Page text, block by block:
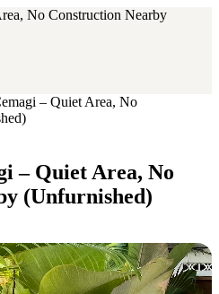
No Construction Nearby
– Quiet Area, No
– Quiet Area, No
(Unfurnished)